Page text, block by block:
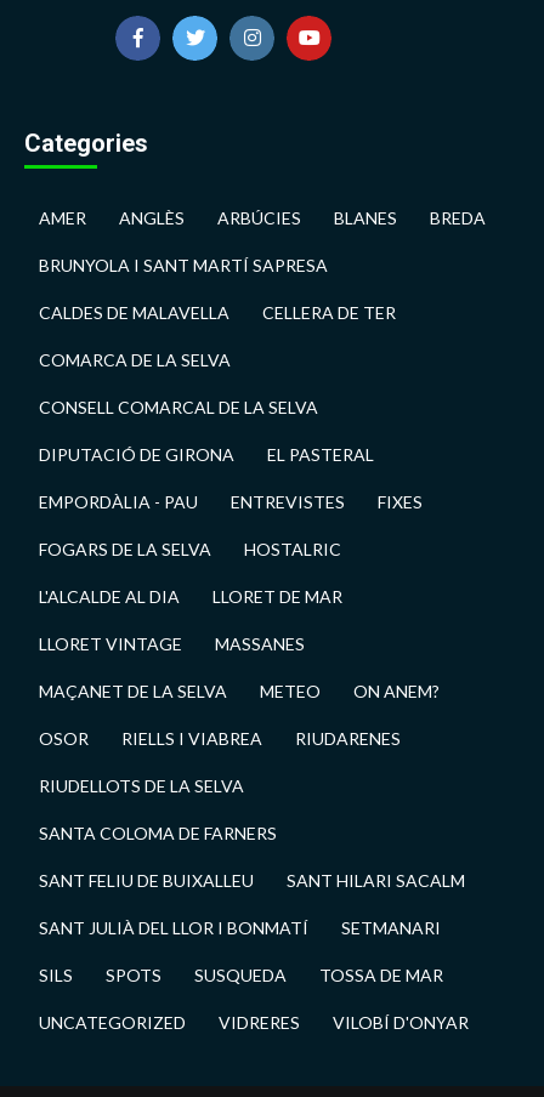
FacebookTwitterInstagramYouTube
Categories
AMER ANGLÈS ARBÚCIES BLANES BREDA
BRUNYOLA I SANT MARTÍ SAPRESA
CALDES DE MALAVELLA CELLERA DE TER
COMARCA DE LA SELVA
CONSELL COMARCAL DE LA SELVA
DIPUTACIÓ DE GIRONA EL PASTERAL
EMPORDÀLIA - PAU ENTREVISTES FIXES
FOGARS DE LA SELVA HOSTALRIC
L'ALCALDE AL DIA LLORET DE MAR
LLORET VINTAGE MASSANES
MAÇANET DE LA SELVA METEO ON ANEM?
OSOR RIELLS I VIABREA RIUDARENES
RIUDELLOTS DE LA SELVA
SANTA COLOMA DE FARNERS
SANT FELIU DE BUIXALLEU SANT HILARI SACALM
SANT JULIÀ DEL LLOR I BONMATÍ SETMANARI
SILS SPOTS SUSQUEDA TOSSA DE MAR
UNCATEGORIZED VIDRERES VILOBÍ D'ONYAR